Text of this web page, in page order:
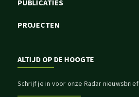
PUBLICATIES
PROJECTEN
ALTIJD OP DE HOOGTE
Schrijf je in voor onze Radar nieuwsbrief